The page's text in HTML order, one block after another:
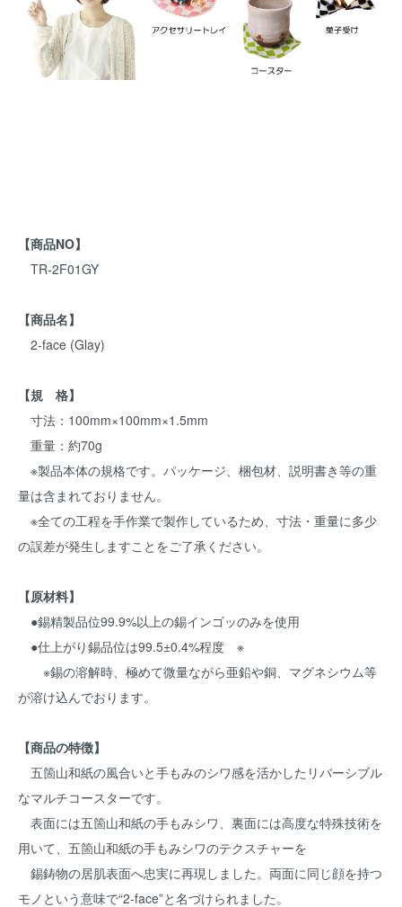
【商品NO】
TR-2F01GY
【商品名】
2-face (Glay)
【規 格】
寸法：100mm×100mm×1.5mm
重量：約70g
※製品本体の規格です。パッケージ、梱包材、説明書き等の重
量は含まれておりません。
※全ての工程を手作業で製作しているため、寸法・重量に多少
の誤差が発生しますことをご了承ください。
【原材料】
●錫精製品位99.9%以上の錫インゴッのみを使用
●仕上がり錫品位は99.5±0.4%程度 ※
※錫の溶解時、極めて微量ながら亜鉛や銅、マグネシウム等
が溶け込んでおります。
【商品の特徴】
五箇山和紙の風合いと手もみのシワ感を活かしたリバーシブル
なマルチコースターです。
表面には五箇山和紙の手もみシワ、裏面には高度な特殊技術を
用いて、五箇山和紙の手もみシワのテクスチャーを
錫鋳物の居肌表面へ忠実に再現しました。両面に同じ顔を持つ
モノという意味で“2-face”と名づけられました。